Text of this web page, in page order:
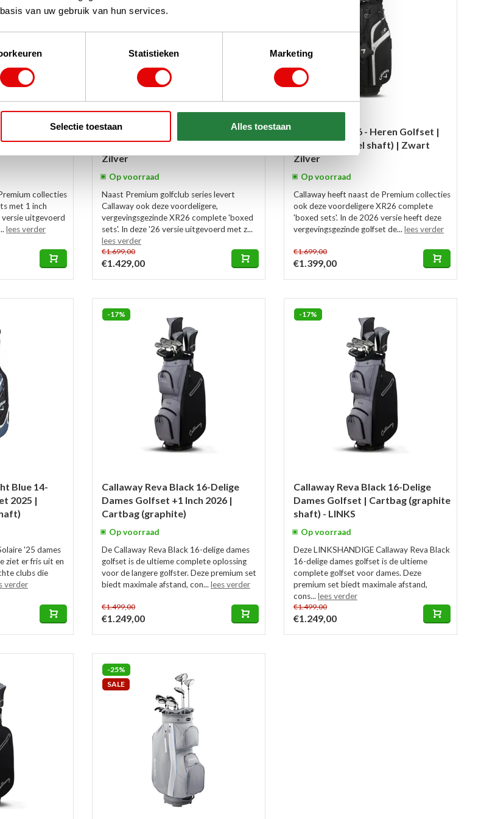
van uw gebruik van hun services.
Statistieken Marketing
Selectie toestaan Alles toestaan
Golfset +1
shaft) |
collecties
met 1 inch
versie uitgevoerd
lees verder
Callaway XR 26 - Heren Golfset |
Standbag (graphite shaft) | Zwart
Zilver
Op voorraad
Naast Premium golfclub series levert
Callaway ook deze voordeligere,
vergevingsgezinde XR26 complete 'boxed
sets'. In deze '26 versie uitgevoerd met z...
lees verder
€1.699,00
€1.429,00
Callaway XR 26 - Heren Golfset |
Standbag (steel shaft) | Zwart
Zilver
Op voorraad
Callaway heeft naast de Premium collecties
ook deze voordeligere XR26 complete
'boxed sets'. In de 2026 versie heeft deze
vergevingsgezinde golfset de... lees verder
€1.699,00
€1.399,00
Blue 14-
2025 |
'25 dames
ziet er fris uit en
clubs die
verder
-17%
Callaway Reva Black 16-Delige
Dames Golfset +1 Inch 2026 |
Cartbag (graphite)
Op voorraad
De Callaway Reva Black 16-delige dames
golfset is de ultieme complete oplossing
voor de langere golfster. Deze premium set
biedt maximale afstand, con... lees verder
€1.499,00
€1.249,00
-17%
Callaway Reva Black 16-Delige
Dames Golfset | Cartbag (graphite
shaft) - LINKS
Op voorraad
Deze LINKSHANDIGE Callaway Reva Black
16-delige dames golfset is de ultieme
complete golfset voor dames. Deze
premium set biedt maximale afstand,
cons... lees verder
€1.499,00
€1.249,00
-25%
SALE